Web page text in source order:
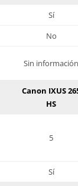
Sí
No
Sin información
Canon IXUS
HS
5
Sí